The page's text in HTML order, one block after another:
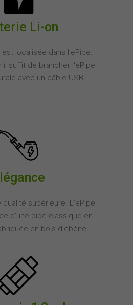
Li-on
est localisée dans l'ePipe.
il suffit de brancher l'ePipe
avec un câble USB.
supérieure. L'ePipe
d'une pipe classique en
en bois d'ébène.